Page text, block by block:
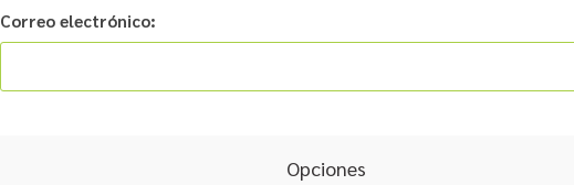
Correo electrónico:
Opciones